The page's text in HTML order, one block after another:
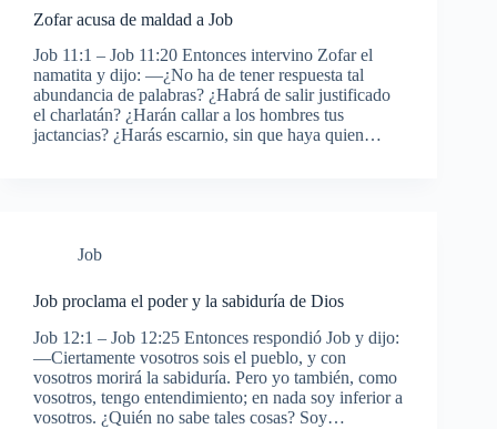
Zofar acusa de maldad a Job
Job 11:1 – Job 11:20 Entonces intervino Zofar el
namatita y dijo: —¿No ha de tener respuesta tal
abundancia de palabras? ¿Habrá de salir justificado
el charlatán? ¿Harán callar a los hombres tus
jactancias? ¿Harás escarnio, sin que haya quien…
Job
Job proclama el poder y la sabiduría de Dios
Job 12:1 – Job 12:25 Entonces respondió Job y dijo:
—Ciertamente vosotros sois el pueblo, y con
vosotros morirá la sabiduría. Pero yo también, como
vosotros, tengo entendimiento; en nada soy inferior a
vosotros. ¿Quién no sabe tales cosas? Soy…